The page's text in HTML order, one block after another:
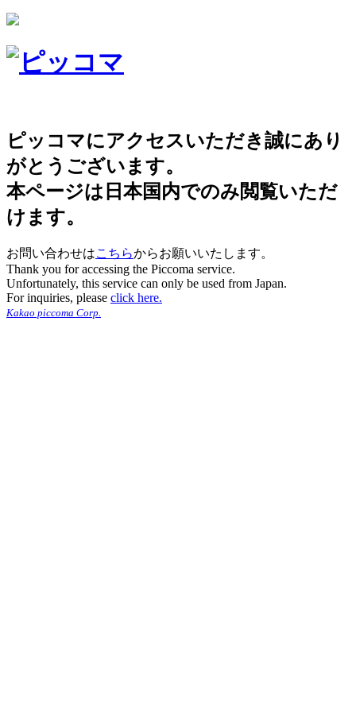
ピッコマにアクセスいただき誠にあり
がとうございます。
本ページは日本国内でのみ閲覧いただ
けます。
お問い合わせはこちらからお願いいたします。
Thank you for accessing the Piccoma service.
Unfortunately, this service can only be used from Japan.
For inquiries, please click here.
Kakao piccoma Corp.